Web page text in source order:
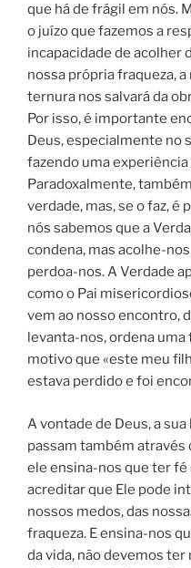
que há de frágil em nós.
o juízo que fazemos a
incapacidade de acolher
nossa própria fraqueza,
ternura nos salvará da
Por isso, é importante
Deus, especialmente no
fazendo uma
Paradoxalmente,
verdade, mas, se o faz, é
nós sabemos que a
condena, mas acolhe-
perdoa-nos. A Verdade
como o Pai
vem ao nosso encontro,
levanta-nos, ordena
motivo que «este meu
estava perdido e foi
A vontade de Deus, a
passam também através
ele ensina-nos que ter
acreditar que Ele pode
nossos medos, das
fraqueza. E ensina-nos
da vida, não devemos ter